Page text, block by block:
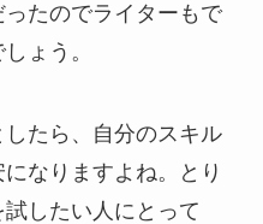
ったのでライターもで
ょう。
たら、自分のスキル
なりますよね。とり
したい人にとって